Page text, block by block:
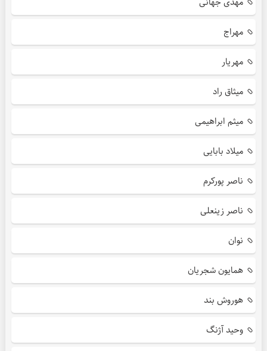
مهراج
مهریار
میثاق راد
میثم ابراهیمی
میلاد بابایی
ناصر پورکرم
ناصر زینعلی
نوان
همایون شجریان
هوروش بند
وحید آژنگ